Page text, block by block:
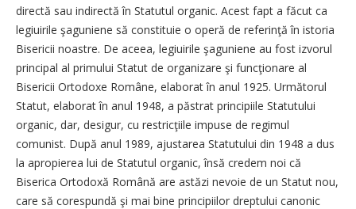
directă sau indirectă în Statutul organic. Acest fapt a făcut ca
legiuirile şaguniene să constituie o operă de referinţă în istoria
Bisericii noastre. De aceea, legiuirile şaguniene au fost izvorul
principal al primului Statut de organizare şi funcţionare al
Bisericii Ortodoxe Române, elaborat în anul 1925. Următorul
Statut, elaborat în anul 1948, a păstrat principiile Statutului
organic, dar, desigur, cu restricţiile impuse de regimul
comunist. După anul 1989, ajustarea Statutului din 1948 a dus
la apropierea lui de Statutul organic, însă credem noi că
Biserica Ortodoxă Română are astăzi nevoie de un Statut nou,
care să corespundă şi mai bine principiilor dreptului canonic